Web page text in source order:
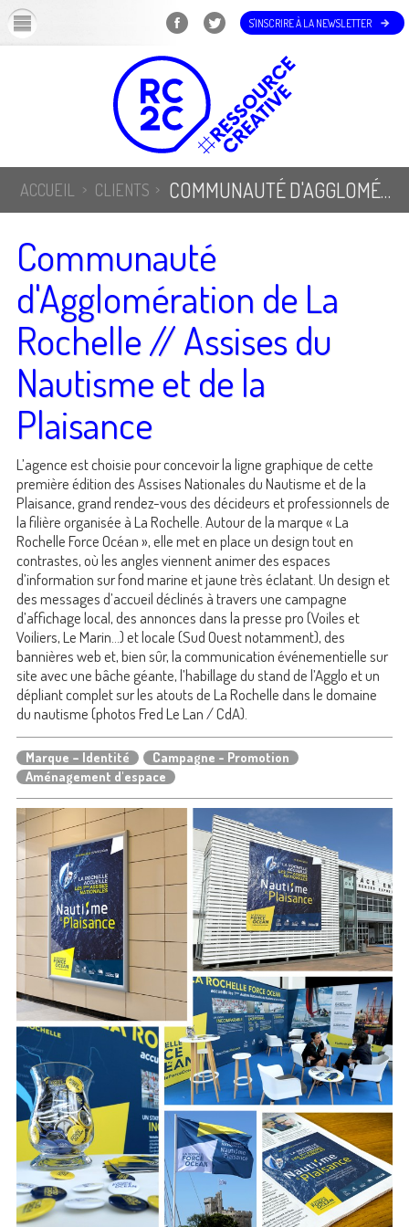
S'INSCRIRE À LA NEWSLETTER
ACCUEIL CLIENTS COMMUNAUTÉ D'AGGLOMÉRATION DE LA ROCHELLE // ASSISES DU NAUTISME ET DE LA PLAISANCE
Communauté
d'Agglomération de La
Rochelle // Assises du
Nautisme et de la
Plaisance
L’agence est choisie pour concevoir la ligne graphique de cette
première édition des Assises Nationales du Nautisme et de la
Plaisance, grand rendez-vous des décideurs et professionnels de
la filière organisée à La Rochelle. Autour de la marque « La
Rochelle Force Océan », elle met en place un design tout en
contrastes, où les angles viennent animer des espaces
d’information sur fond marine et jaune très éclatant. Un design et
des messages d’accueil déclinés à travers une campagne
d’affichage local, des annonces dans la presse pro (Voiles et
Voiliers, Le Marin…) et locale (Sud Ouest notamment), des
bannières web et, bien sûr, la communication événementielle sur
site avec une bâche géante, l’habillage du stand de l’Agglo et un
dépliant complet sur les atouts de La Rochelle dans le domaine
du nautisme (photos Fred Le Lan / CdA).
Marque – Identité
Campagne - Promotion
Aménagement d'espace